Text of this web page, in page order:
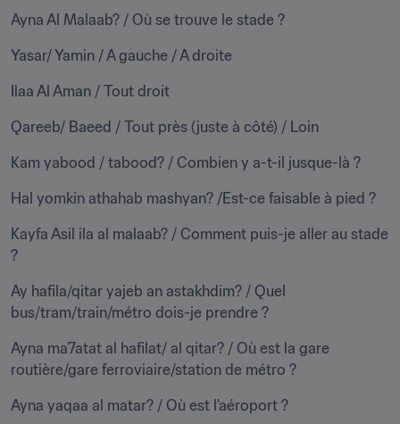
Ayna Al Malaab? / Où se trouve le stade ?
Yasar/ Yamin / A gauche / A droite
Ilaa Al Aman / Tout droit
Qareeb/ Baeed / Tout près (juste à côté) / Loin
Kam yabood / tabood? / Combien y a-t-il jusque-là ?
Hal yomkin athahab mashyan? /Est-ce faisable à pied ?
Kayfa Asil ila al malaab? / Comment puis-je aller au stade
?
Ay hafila/qitar yajeb an astakhdim? / Quel
bus/tram/train/métro dois-je prendre ?
Ayna ma7atat al hafilat/ al qitar? / Où est la gare
routière/gare ferroviaire/station de métro ?
Ayna yaqaa al matar? / Où est l'aéroport ?